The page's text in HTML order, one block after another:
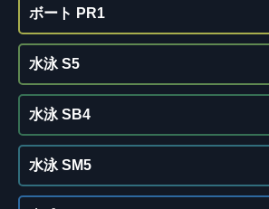
ボート PR1
水泳 S5
水泳 SB4
水泳 SM5